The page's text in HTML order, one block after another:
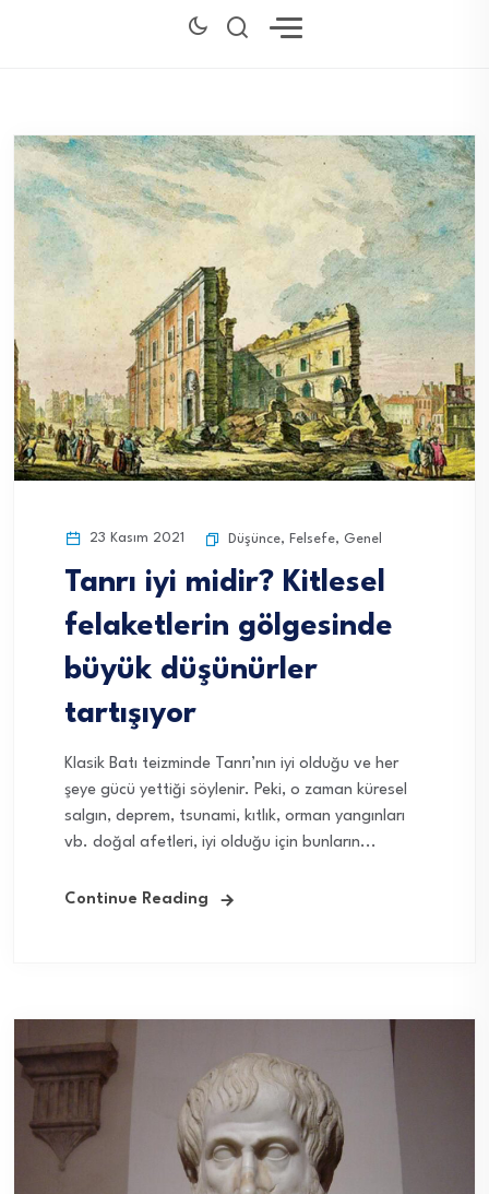
23 Kasım 2021 Düşünce, Felsefe, Genel
Tanrı iyi midir? Kitlesel
felaketlerin gölgesinde
büyük düşünürler
tartışıyor
Klasik Batı teizminde Tanrı’nın iyi olduğu ve her
şeye gücü yettiği söylenir. Peki, o zaman küresel
salgın, deprem, tsunami, kıtlık, orman yangınları
vb. doğal afetleri, iyi olduğu için bunların...
Continue Reading